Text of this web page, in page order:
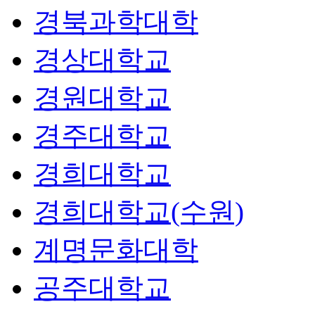
경북과학대학
경상대학교
경원대학교
경주대학교
경희대학교
경희대학교(수원)
계명문화대학
공주대학교